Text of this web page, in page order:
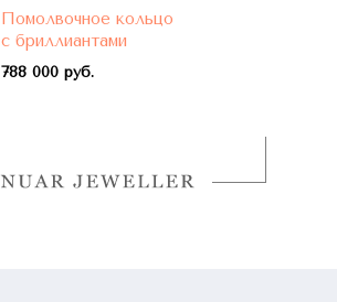
Помолвочное кольцо
с бриллиантами
788 000 руб.